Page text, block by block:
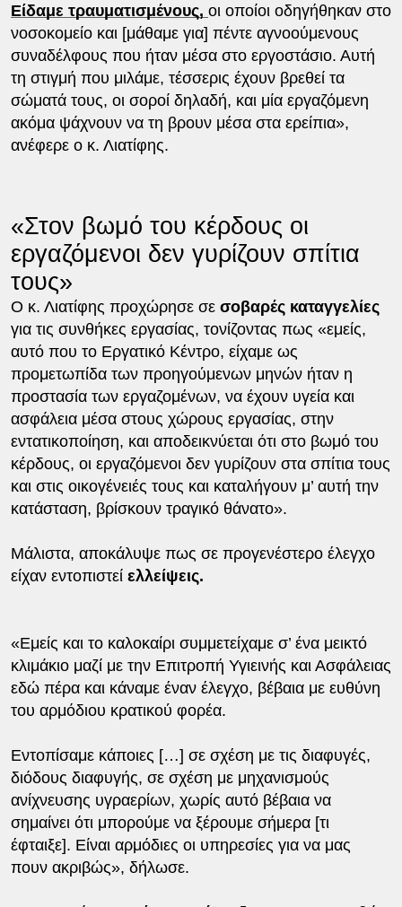
Είδαμε τραυματισμένους, οι οποίοι οδηγήθηκαν στο
νοσοκομείο και [μάθαμε για] πέντε αγνοούμενους
συναδέλφους που ήταν μέσα στο εργοστάσιο. Αυτή
τη στιγμή που μιλάμε, τέσσερις έχουν βρεθεί τα
σώματά τους, οι σοροί δηλαδή, και μία εργαζόμενη
ακόμα ψάχνουν να τη βρουν μέσα στα ερείπια»,
ανέφερε ο κ. Λιατίφης.
«Στον βωμό του κέρδους οι
εργαζόμενοι δεν γυρίζουν σπίτια
τους»
Ο κ. Λιατίφης προχώρησε σε σοβαρές καταγγελίες
για τις συνθήκες εργασίας, τονίζοντας πως «εμείς,
αυτό που το Εργατικό Κέντρο, είχαμε ως
προμετωπίδα των προηγούμενων μηνών ήταν η
προστασία των εργαζομένων, να έχουν υγεία και
ασφάλεια μέσα στους χώρους εργασίας, στην
εντατικοποίηση, και αποδεικνύεται ότι στο βωμό του
κέρδους, οι εργαζόμενοι δεν γυρίζουν στα σπίτια τους
και στις οικογένειές τους και καταλήγουν μ’ αυτή την
κατάσταση, βρίσκουν τραγικό θάνατο».
Μάλιστα, αποκάλυψε πως σε προγενέστερο έλεγχο
είχαν εντοπιστείελλείψεις.
«Εμείς και το καλοκαίρι συμμετείχαμε σ’ ένα μεικτό
κλιμάκιο μαζί με την Επιτροπή Υγιεινής και Ασφάλειας
εδώ πέρα και κάναμε έναν έλεγχο, βέβαια με ευθύνη
του αρμόδιου κρατικού φορέα.
Εντοπίσαμε κάποιες […] σε σχέση με τις διαφυγές,
διόδους διαφυγής, σε σχέση με μηχανισμούς
ανίχνευσης υγραερίων, χωρίς αυτό βέβαια να
σημαίνει ότι μπορούμε να ξέρουμε σήμερα [τι
έφταιξε]. Είναι αρμόδιες οι υπηρεσίες για να μας
πουν ακριβώς», δήλωσε.